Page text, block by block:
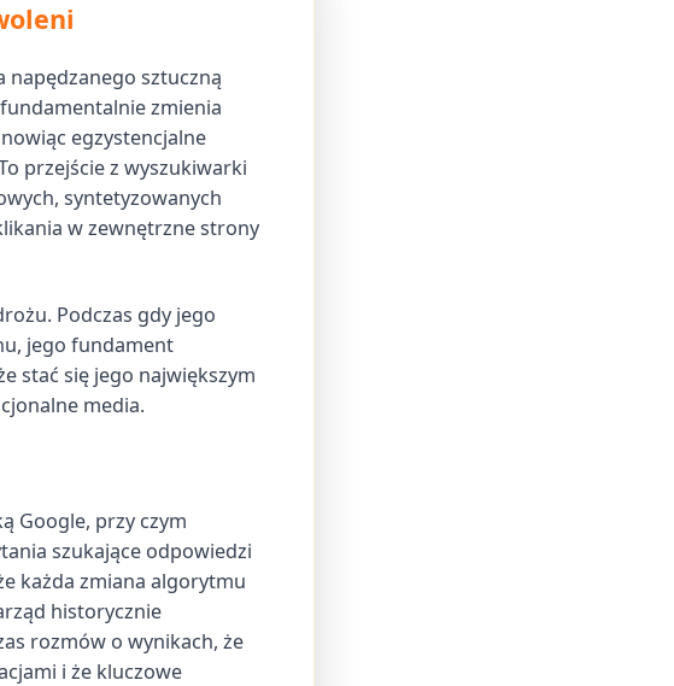
sztuczną
zmienia
egzystencjalne
przejście z wyszukiwarki
syntetyzowanych
w zewnętrzne strony
Podczas gdy jego
jego fundament
stać się jego największym
media.
Google, przy czym
szukające odpowiedzi
każda zmiana algorytmu
historycznie
rozmów o wynikach, że
i że kluczowe